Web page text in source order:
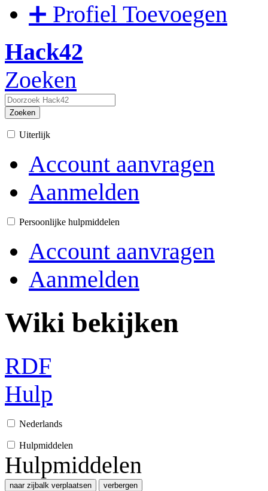
➕ Profiel Toevoegen
Hack42
Zoeken
Zoeken
Uiterlijk
Account aanvragen
Aanmelden
Persoonlijke hulpmiddelen
Account aanvragen
Aanmelden
Wiki bekijken
RDF
Hulp
Nederlands
Hulpmiddelen
Hulpmiddelen
naar zijbalk verplaatsen verbergen